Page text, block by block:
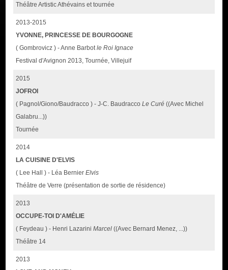
Théâtre Artistic Athévains et tournée
2013-2015
YVONNE, PRINCESSE DE BOURGOGNE
( Gombrovicz ) - Anne Barbotle Roi Ignace
Festival d'Avignon 2013, Tournée, Villejuif
2015
JOFROI
( Pagnol/Giono/Baudracco ) - J-C. BaudraccoLe Curé ((Avec Michel
Galabru...))
Tournée
2014
LA CUISINE D'ELVIS
( Lee Hall ) - Léa BernierElvis
Théâtre de Verre (présentation de sortie de résidence)
2013
OCCUPE-TOI D'AMÉLIE
( Feydeau ) - Henri LazariniMarcel ((Avec Bernard Menez, ...))
Théâtre 14
2013